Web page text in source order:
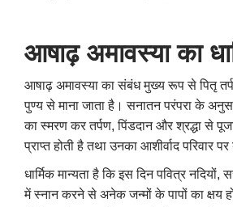
आषाढ़ अमावस्या का
आषाढ़ अमावस्या का संबंध मुख्य रूप से पितृ
पुण्य से माना जाता है। सनातन परंपरा के
का स्मरण कर तर्पण, पिंडदान और श्रद्धा से
प्राप्त होती है तथा उनका आशीर्वाद परिवार
धार्मिक मान्यता है कि इस दिन पवित्र नदियों,
में स्नान करने से अनेक जन्मों के पापों का क्षय